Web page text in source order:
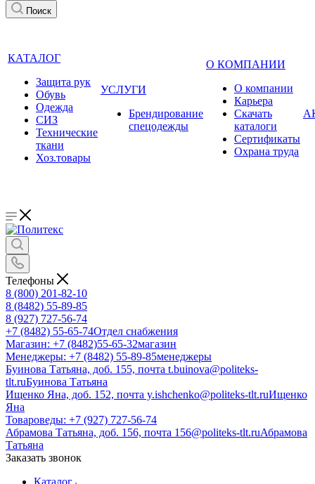
Поиск
КАТАЛОГ
Защита рук
Обувь
Одежда
СИЗ
Технические
ткани
Хоз.товары
УСЛУГИ
Брендирование
спецодежды
О КОМПАНИИ
О компании
Карьера
Cкачать
каталоги
Сертификаты
Охрана труда
Телефоны
8 (800) 201-82-10
8 (8482) 55-89-85
8 (927) 727-56-74
+7 (8482) 55-65-74Отдел снабжения
Магазин: +7 (8482)55-65-32магазин
Менеджеры: +7 (8482) 55-89-85менеджеры
Буинова Татьяна, доб. 155, почта t.buinova@politeks-
tlt.ruБуинова Татьяна
Ищенко Яна, доб. 152, почта y.ishchenko@politeks-tlt.ruИщенко
Яна
Товароведы: +7 (927) 727-56-74
Абрамова Татьяна, доб. 156, почта 156@politeks-tlt.ruАбрамова
Татьяна
Заказать звонок
Каталог